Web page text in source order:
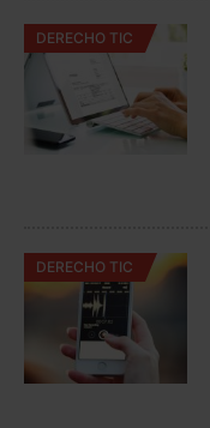
DERECHO TIC
DERECHO TIC